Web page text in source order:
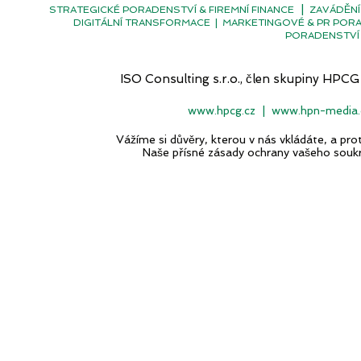
STRATEGICKÉ PORADENSTVÍ & FIREMNÍ FINANCE
DIGITÁLNÍ TRANSFORMACE
MARKETINGOVÉ & PR
ISO Consulting s.r.o., člen skupiny
www.hpcg.cz www.hpn-
Vážíme si důvěry, kterou v nás vkládáte, a
Naše přísné zásady ochrany vašeho